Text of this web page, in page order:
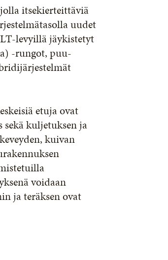
itsekierteittäviä
uudet
levyillä jäykistetyt
-rungot, puu-
etuja ovat
sekä kuljetuksen ja
kuivan
voidaan
ja teräksen ovat